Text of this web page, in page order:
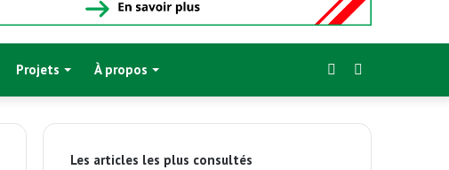
Projets À propos
skin
Sidebar
(barre
Les articles les plus consultés